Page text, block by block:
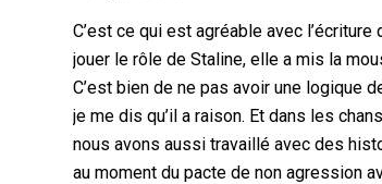
C’est ce qui est agréable avec
jouer le rôle de Staline, elle a mis la
C’est bien de ne pas avoir une logique
je me dis qu’il a raison. Et dans les
nous avons aussi travaillé avec des
au moment du pacte de non agression